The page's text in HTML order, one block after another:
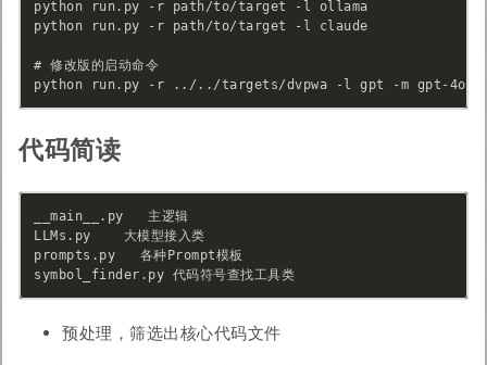
python run.py -r path/to/target -l ollama
python run.py -r path/to/target -l claude
# 修改版的启动命令
代码简读
__main__.py   主逻辑
LLMs.py    大模型接入类
prompts.py   各种Prompt模板
预处理，筛选出核心代码文件